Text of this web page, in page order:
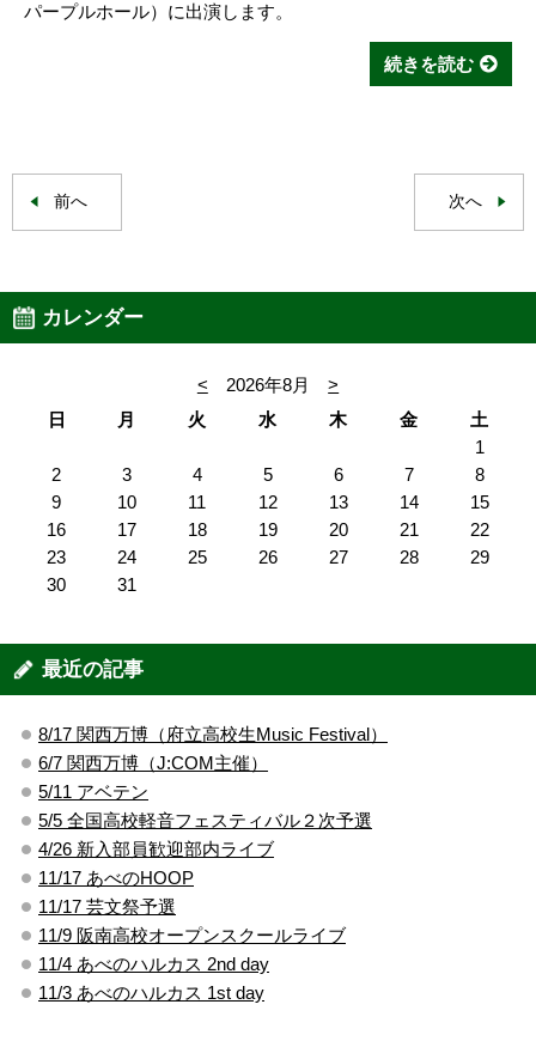
パープルホール）に出演します。
続きを読む
前へ 次へ
カレンダー
< 2026年8月
>
日
月 火 水 木 金
土
1
2
3 4 5 6 7
8
9
10 11 12 13 14
15
16
17 18 19 20 21
22
23
24 25 26 27 28
29
30
31
最近の記事
8/17 関西万博（府立高校生Music Festival）
6/7 関西万博（J:COM主催）
5/11 アベテン
5/5 全国高校軽音フェスティバル２次予選
4/26 新入部員歓迎部内ライブ
11/17 あべのHOOP
11/17 芸文祭予選
11/9 阪南高校オープンスクールライブ
11/4 あべのハルカス 2nd day
11/3 あべのハルカス 1st day